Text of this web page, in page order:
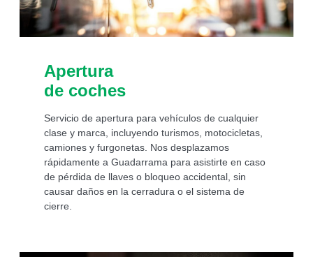
Apertura
de coches
Servicio de apertura para vehículos de cualquier
clase y marca, incluyendo turismos, motocicletas,
camiones y furgonetas. Nos desplazamos
rápidamente a Guadarrama para asistirte en caso
de pérdida de llaves o bloqueo accidental, sin
causar daños en la cerradura o el sistema de
cierre.